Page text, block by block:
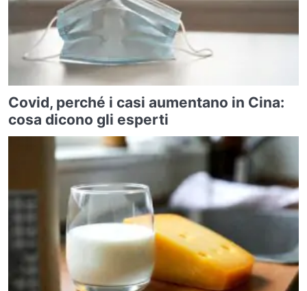
Covid, perché i casi aumentano in Cina:
cosa dicono gli esperti